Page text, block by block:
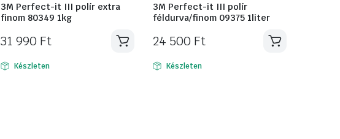
3M Perfect-it III polír extra
finom 80349 1kg
31 990 Ft
Készleten
3M Perfect-it III polír
féldurva/finom 09375 1liter
24 500 Ft
Készleten